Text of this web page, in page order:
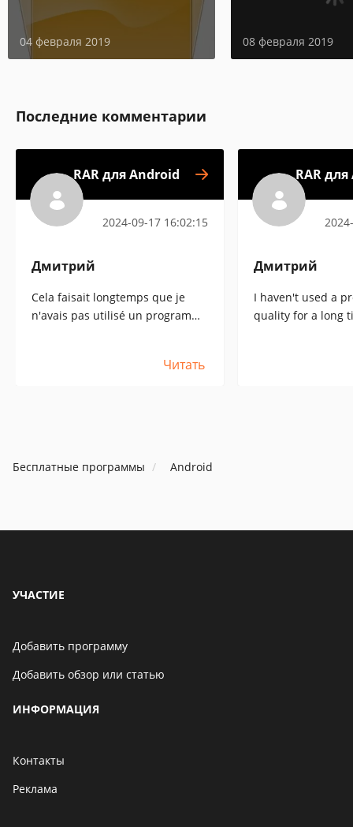
особенности
04 февраля 2019
на
08 февраля 2019
Последние комментарии
RAR для Android
2024-09-17 16:02:15
Дмитрий
Cela faisait longtemps que je
n'avais pas utilisé un programme
Читать
RAR
Дмитрий
I haven't used a
quality for a long
Бесплатные программы Android
УЧАСТИЕ
Добавить программу
Добавить обзор или статью
ИНФОРМАЦИЯ
Контакты
Реклама